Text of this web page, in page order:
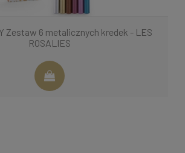
Zestaw 6 metalicznych kredek - LES
ROSALIES